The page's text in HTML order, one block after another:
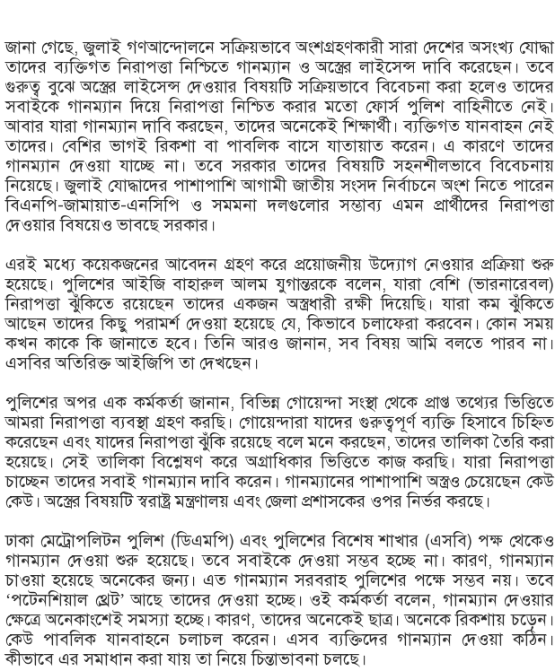
জানা গেছে, জুলাই গণআন্দোলনে সক্রিয়ভাবে অংশগ্রহণকারী সারা দেশের অসংখ্য যোদ্ধা
তাদের ব্যক্তিগত নিরাপত্তা নিশ্চিতে গানম্যান ও অস্ত্রের লাইসেন্স দাবি করেছেন। তবে
গুরুত্ব বুঝে অস্ত্রের লাইসেন্স দেওয়ার বিষয়টি সক্রিয়ভাবে বিবেচনা করা হলেও তাদের
সবাইকে গানম্যান দিয়ে নিরাপত্তা নিশ্চিত করার মতো ফোর্স পুলিশ বাহিনীতে নেই।
আবার যারা গানম্যান দাবি করছেন, তাদের অনেকেই শিক্ষার্থী। ব্যক্তিগত যানবাহন নেই
তাদের। বেশির ভাগই রিকশা বা পাবলিক বাসে যাতায়াত করেন। এ কারণে তাদের
গানম্যান দেওয়া যাচ্ছে না। তবে সরকার তাদের বিষয়টি সহনশীলভাবে বিবেচনায়
নিয়েছে। জুলাই যোদ্ধাদের পাশাপাশি আগামী জাতীয় সংসদ নির্বাচনে অংশ নিতে পারেন
বিএনপি-জামায়াত-এনসিপি ও সমমনা দলগুলোর সম্ভাব্য এমন প্রার্থীদের নিরাপত্তা
দেওয়ার বিষয়েও ভাবছে সরকার।
এরই মধ্যে কয়েকজনের আবেদন গ্রহণ করে প্রয়োজনীয় উদ্যোগ নেওয়ার প্রক্রিয়া শুরু
হয়েছে। পুলিশের আইজি বাহারুল আলম যুগান্তরকে বলেন, যারা বেশি (ভারনারেবল)
নিরাপত্তা ঝুঁকিতে রয়েছেন তাদের একজন অস্ত্রধারী রক্ষী দিয়েছি। যারা কম ঝুঁকিতে
আছেন তাদের কিছু পরামর্শ দেওয়া হয়েছে যে, কিভাবে চলাফেরা করবেন। কোন সময়
কখন কাকে কি জানাতে হবে। তিনি আরও জানান, সব বিষয় আমি বলতে পারব না।
এসবির অতিরিক্ত আইজিপি তা দেখছেন।
পুলিশের অপর এক কর্মকর্তা জানান, বিভিন্ন গোয়েন্দা সংস্থা থেকে প্রাপ্ত তথ্যের ভিত্তিতে
আমরা নিরাপত্তা ব্যবস্থা গ্রহণ করছি। গোয়েন্দারা যাদের গুরুত্বপূর্ণ ব্যক্তি হিসাবে চিহ্নিত
করেছেন এবং যাদের নিরাপত্তা ঝুঁকি রয়েছে বলে মনে করছেন, তাদের তালিকা তৈরি করা
হয়েছে। সেই তালিকা বিশ্লেষণ করে অগ্রাধিকার ভিত্তিতে কাজ করছি। যারা নিরাপত্তা
চাচ্ছেন তাদের সবাই গানম্যান দাবি করেন। গানম্যানের পাশাপাশি অস্ত্রও চেয়েছেন কেউ
কেউ। অস্ত্রের বিষয়টি স্বরাষ্ট্র মন্ত্রণালয় এবং জেলা প্রশাসকের ওপর নির্ভর করছে।
ঢাকা মেট্রোপলিটন পুলিশ (ডিএমপি) এবং পুলিশের বিশেষ শাখার (এসবি) পক্ষ থেকেও
গানম্যান দেওয়া শুরু হয়েছে। তবে সবাইকে দেওয়া সম্ভব হচ্ছে না। কারণ, গানম্যান
চাওয়া হয়েছে অনেকের জন্য। এত গানম্যান সরবরাহ পুলিশের পক্ষে সম্ভব নয়। তবে
‘পটেনশিয়াল থ্রেট’ আছে তাদের দেওয়া হচ্ছে। ওই কর্মকর্তা বলেন, গানম্যান দেওয়ার
ক্ষেত্রে অনেকাংশেই সমস্যা হচ্ছে। কারণ, তাদের অনেকেই ছাত্র। অনেকে রিকশায় চড়েন।
কেউ পাবলিক যানবাহনে চলাচল করেন। এসব ব্যক্তিদের গানম্যান দেওয়া কঠিন।
কীভাবে এর সমাধান করা যায় তা নিয়ে চিন্তাভাবনা চলছে।